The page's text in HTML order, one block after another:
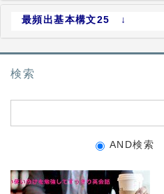
最頻出基本構文25 ↓
検索
AND検索